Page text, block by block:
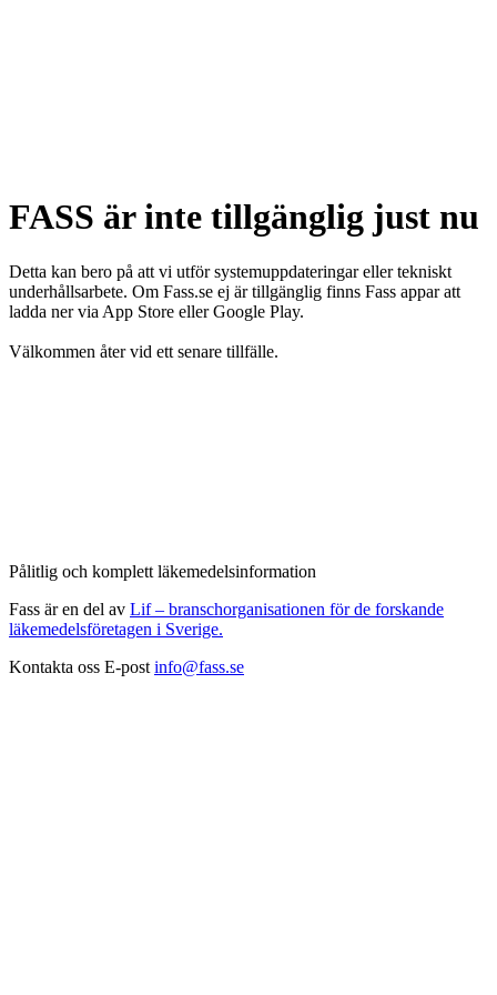
FASS är inte tillgänglig just nu
Detta kan bero på att vi utför systemuppdateringar eller tekniskt
underhållsarbete. Om Fass.se ej är tillgänglig finns Fass appar att
ladda ner via App Store eller Google Play.
Välkommen åter vid ett senare tillfälle.
Pålitlig och komplett läkemedelsinformation
Fass är en del av Lif – branschorganisationen för de forskande
läkemedelsföretagen i Sverige.
Kontakta oss E-post info@fass.se